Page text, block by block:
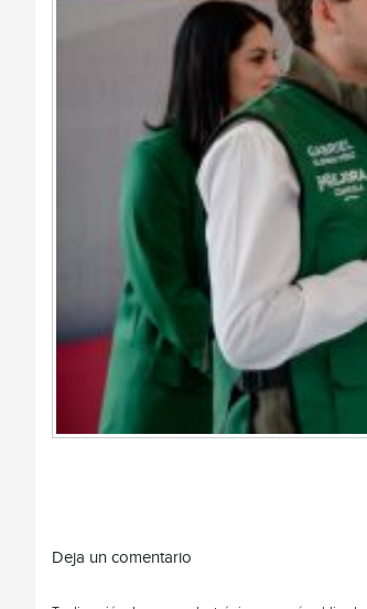
Deja un comentario